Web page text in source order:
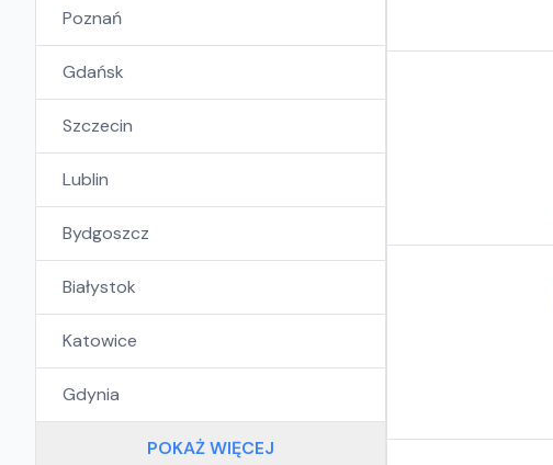
Poznań
Gdańsk
Szczecin
Lublin
Bydgoszcz
Białystok
Katowice
Gdynia
POKAŻ WIĘCEJ